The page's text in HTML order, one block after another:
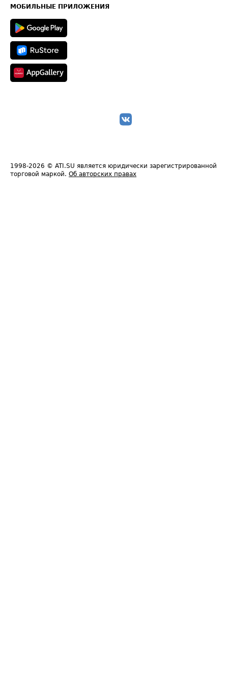
Техническая информация
МОБИЛЬНЫЕ ПРИЛОЖЕНИЯ
1998-2026 © ATI.SU является юридически зарегистрированной
торговой маркой. Об авторских правах